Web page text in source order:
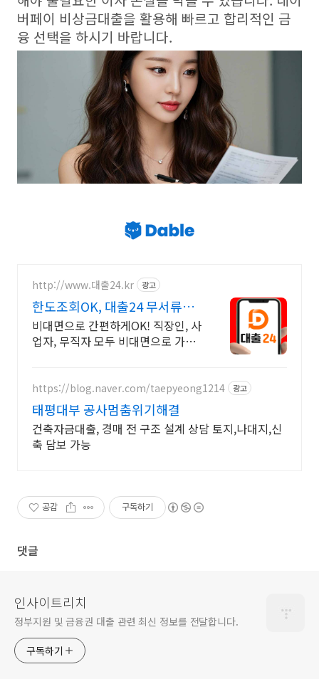
버페이 비상금대출을 활용해 빠르고 합리적인 금
융 선택을 하시기 바랍니다.
http://www.대출24.kr 광고
한도조회OK, 대출24 무서류
No신용 대출가능!
비대면으로 간편하게OK! 직장인, 사
업자, 무직자 모두 비대면으로 가능
https://blog.naver.com/taepyeong1214 광고
태평대부 공사멈춤위기해결
건축자금대출, 경매 전 구조 설계 상담 토지,나대지,신
축 담보 가능
공감 구독하기
댓글
인사이트리치
정부지원 및 금융권 대출 관련 최신 정보를 전달합니다.
구독하기